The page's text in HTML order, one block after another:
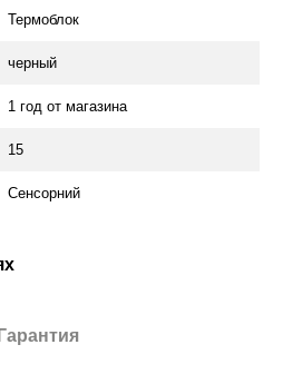
Термоблок
черный
1 год от магазина
15
Сенсорний
Гарантия